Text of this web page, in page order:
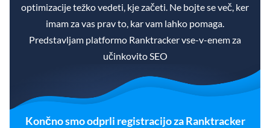
optimizacije težko vedeti, kje začeti. Ne bojte se več, ker
imam za vas prav to, kar vam lahko pomaga.
Predstavljam platformo Ranktracker vse-v-enem za
učinkovito SEO
Končno smo odprli registracijo za Ranktracker